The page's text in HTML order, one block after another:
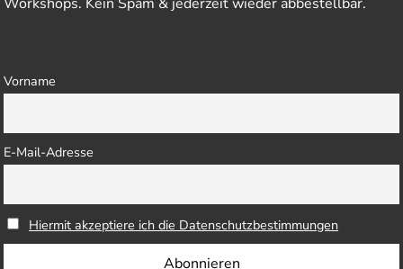
Vorname
E-Mail-Adresse
Hiermit akzeptiere ich die Datenschutzbestimmungen